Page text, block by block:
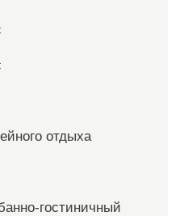
отдыха
гостиничный